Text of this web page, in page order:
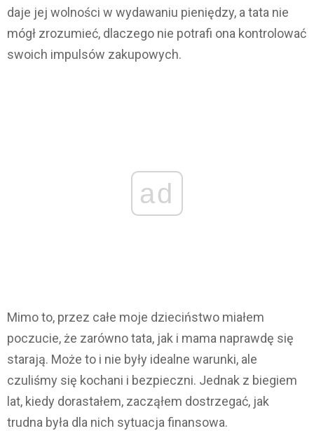
daje jej wolności w wydawaniu pieniędzy, a tata nie
mógł zrozumieć, dlaczego nie potrafi ona kontrolować
swoich impulsów zakupowych.
ad
Mimo to, przez całe moje dzieciństwo miałem
poczucie, że zarówno tata, jak i mama naprawdę się
starają. Może to i nie były idealne warunki, ale
czuliśmy się kochani i bezpieczni. Jednak z biegiem
lat, kiedy dorastałem, zacząłem dostrzegać, jak
trudna była dla nich sytuacja finansowa.